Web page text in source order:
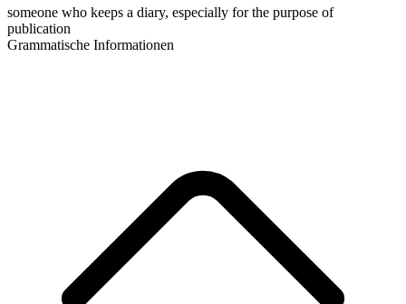
someone who keeps a diary, especially for the purpose of
publication
Grammatische Informationen